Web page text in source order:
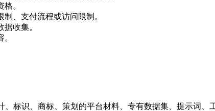
。
、支付流程或访问限制。
收集。
标识、商标、策划的平台材料、专有数据集、提示词